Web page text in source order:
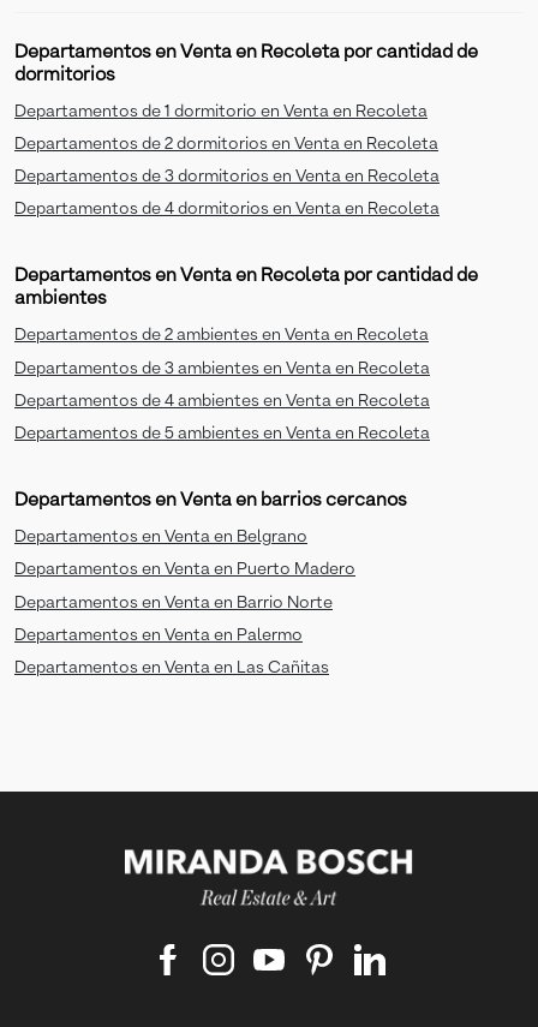
Departamentos en Venta en Recoleta por cantidad de
dormitorios
Departamentos de 1 dormitorio en Venta en Recoleta
Departamentos de 2 dormitorios en Venta en Recoleta
Departamentos de 3 dormitorios en Venta en Recoleta
Departamentos de 4 dormitorios en Venta en Recoleta
Departamentos en Venta en Recoleta por cantidad de
ambientes
Departamentos de 2 ambientes en Venta en Recoleta
Departamentos de 3 ambientes en Venta en Recoleta
Departamentos de 4 ambientes en Venta en Recoleta
Departamentos de 5 ambientes en Venta en Recoleta
Departamentos en Venta en barrios cercanos
Departamentos en Venta en Belgrano
Departamentos en Venta en Puerto Madero
Departamentos en Venta en Barrio Norte
Departamentos en Venta en Palermo
Departamentos en Venta en Las Cañitas